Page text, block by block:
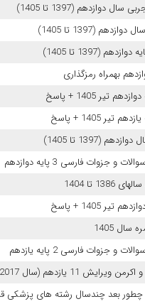
بهمراه رمزگذاری
فارسی 3 پایه دوازدهم
تا 1404
1405
جزوات فارسی 2 پایه یازدهم
11 یازدهم (سال 2017)
چطور بعد چندسال رشته‌ های پزشکی